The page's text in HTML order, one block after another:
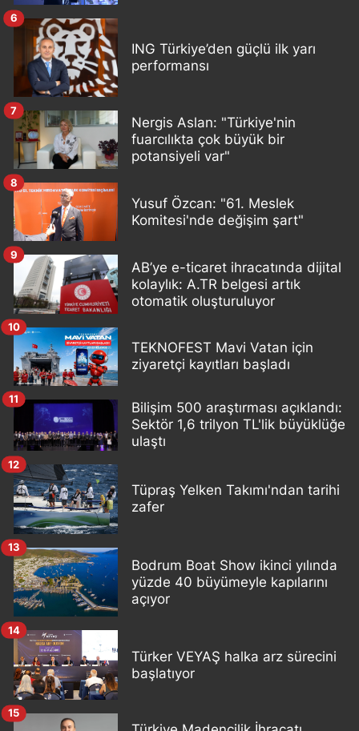
ING Türkiye’den güçlü ilk yarı
performansı
6
Nergis Aslan: "Türkiye'nin
fuarcılıkta çok büyük bir
potansiyeli var"
7
Yusuf Özcan: "61. Meslek
Komitesi'nde değişim şart"
8
AB’ye e-ticaret ihracatında dijital
kolaylık: A.TR belgesi artık
otomatik oluşturuluyor
9
TEKNOFEST Mavi Vatan için
ziyaretçi kayıtları başladı
10
Bilişim 500 araştırması açıklandı:
Sektör 1,6 trilyon TL'lik büyüklüğe
ulaştı
11
Tüpraş Yelken Takımı'ndan tarihi
zafer
12
Bodrum Boat Show ikinci yılında
yüzde 40 büyümeyle kapılarını
açıyor
13
Türker VEYAŞ halka arz sürecini
başlatıyor
14
15